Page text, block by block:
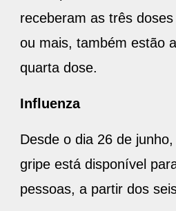
receberam as três
ou mais, também estão
quarta dose.
Influenza
Desde o dia 26 de
gripe está disponível
pessoas, a partir dos